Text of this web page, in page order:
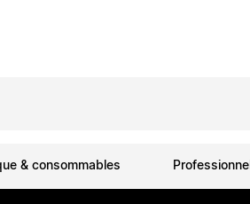
& consommables Professionnel